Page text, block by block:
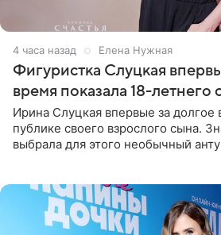
4 часа назад Елена Нужная
Фигуристка Слуцкая
время показала 18-летнего
Ирина Слуцкая впервые за долгое
публике своего взрослого сына.
выбрала для этого необычный